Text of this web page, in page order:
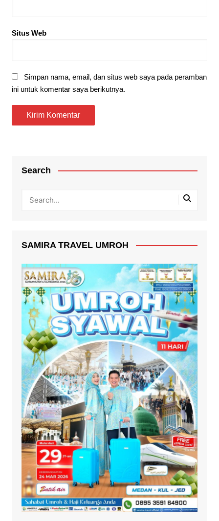
Situs Web
Simpan nama, email, dan situs web saya pada peramban
ini untuk komentar saya berikutnya.
Search
SAMIRA TRAVEL UMROH